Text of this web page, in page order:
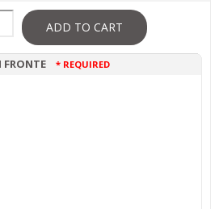
ADD TO CART
FRONTE * REQUIRED